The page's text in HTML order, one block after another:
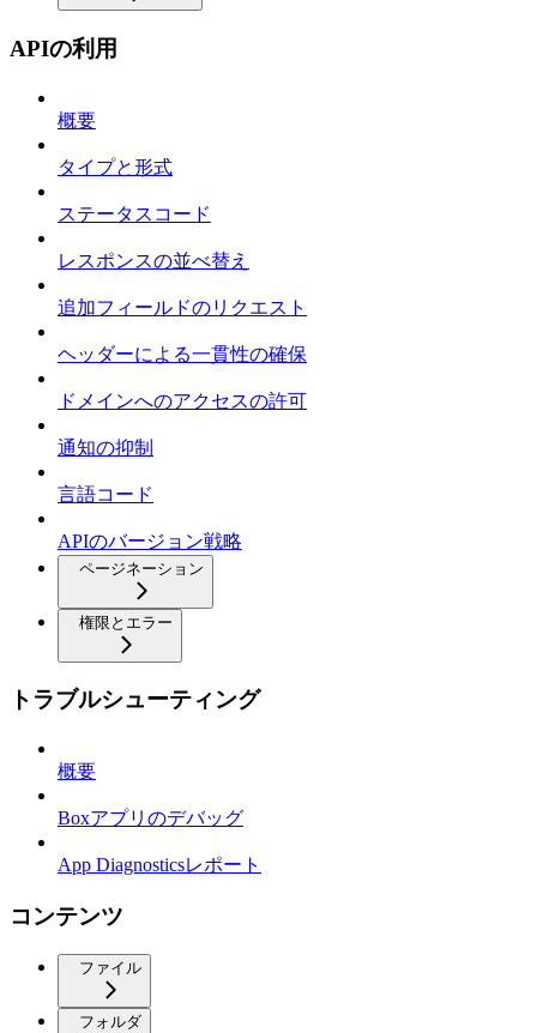
APIの利用
概要
タイプと形式
ステータスコード
レスポンスの並べ替え
追加フィールドのリクエスト
ヘッダーによる一貫性の確保
ドメインへのアクセスの許可
通知の抑制
言語コード
APIのバージョン戦略
ページネーション
権限とエラー
トラブルシューティング
概要
Boxアプリのデバッグ
App Diagnosticsレポート
コンテンツ
ファイル
フォルダ